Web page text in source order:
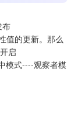
布
值的更新。那么
启
模式----观察者模